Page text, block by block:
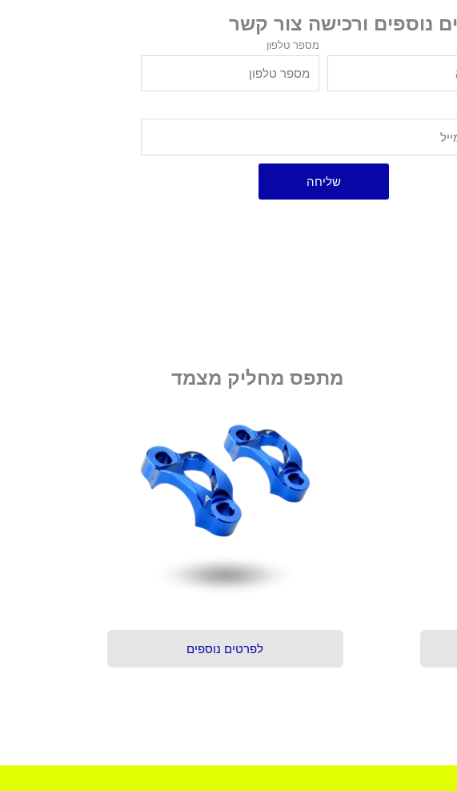
נוספים ורכישה צור קשר
מספר טלפון
שליחה
מתפס מחליק מצמד
לפרטים נוספים